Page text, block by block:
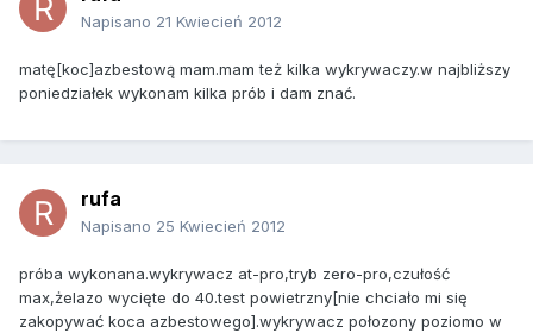
Napisano 21 Kwiecień 2012
matę[koc]azbestową mam.mam też kilka wykrywaczy.w najbliższy
poniedziałek wykonam kilka prób i dam znać.
rufa
Napisano 25 Kwiecień 2012
próba wykonana.wykrywacz at-pro,tryb zero-pro,czułość
max,żelazo wycięte do 40.test powietrzny[nie chciało mi się
zakopywać koca azbestowego].wykrywacz połozony poziomo w